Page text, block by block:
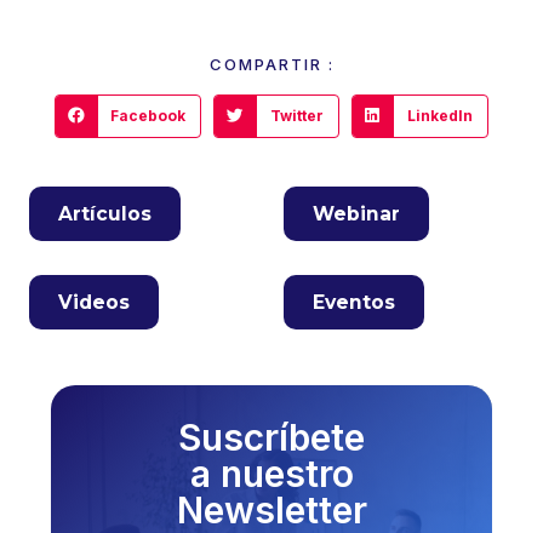
COMPARTIR :
Facebook Twitter LinkedIn
Artículos Webinar
Videos Eventos
Suscríbete
a nuestro
Newsletter